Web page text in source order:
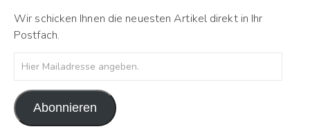
Wir schicken Ihnen die neuesten Artikel direkt in Ihr
Postfach.
Hier Mailadresse angeben.
Abonnieren